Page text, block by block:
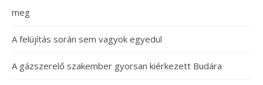
meg
A felújítás során sem vagyok egyedül
A gázszerelő szakember gyorsan kiérkezett Budára